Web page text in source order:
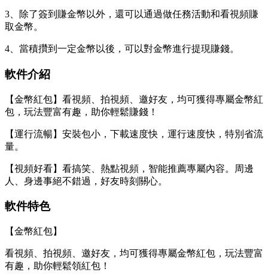
3、除了簽到賺金幣以外，還可以通過做任務活動和看視頻賺
取金幣。
4、當積攢到一定金幣以後，可以對金幣進行提現賺錢。
軟件介紹
【金幣紅包】看視頻、拍視頻、邀好友，均可獲得專屬金幣紅
包，玩法豐富有趣，助你輕鬆賺錢！
【運行流暢】安裝包小，下載速度快，運行速度快，特別省流
量。
【視頻好看】看搞笑、熱點視頻，智能推薦專屬內容。周邊
人、身邊事絕不錯過，好友時刻關心。
軟件特色
【金幣紅包】
看視頻、拍視頻、邀好友，均可獲得專屬金幣紅包，玩法豐富
有趣，助你輕鬆領紅包！